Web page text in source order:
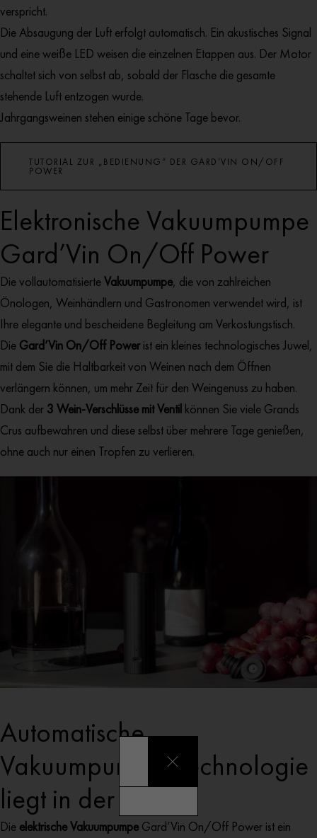
verspricht.
Die Absaugung der Luft erfolgt automatisch. Ein akustisches Signal
und eine weiße LED weisen die einzelnen Etappen aus. Der Motor
schaltet sich von selbst ab, sobald der Flasche die gesamte
stehende Luft entzogen wurde.
Jahrgangsweinen stehen einige schöne Tage bevor.
TUTORIAL ZUR „BEDIENUNG“ DER GARD’VIN ON/OFF
POWER
Elektronische Vakuumpumpe
Gard’Vin On/Off Power
Die vollautomatisierteVakuumpumpe, die von zahlreichen
Önologen, Weinhändlern und Gastronomen verwendet wird, ist
Ihre elegante und bescheidene Begleitung am Verkostungstisch.
Die Gard’Vin On/Off Power ist ein kleines technologisches Juwel,
mit dem Sie die Haltbarkeit von Weinen nach dem Öffnen
verlängern können, um mehr Zeit für den Weingenuss zu haben.
Dank der 3 Wein-Verschlüsse mit Ventil können Sie viele Grands
Crus aufbewahren und diese selbst über mehrere Tage genießen,
ohne auch nur einen Tropfen zu verlieren.
Automatische
Vakuumpumpe: Technologie
liegt in der Luft!
Die elektrische VakuumpumpeGard’Vin On/Off Power ist ein